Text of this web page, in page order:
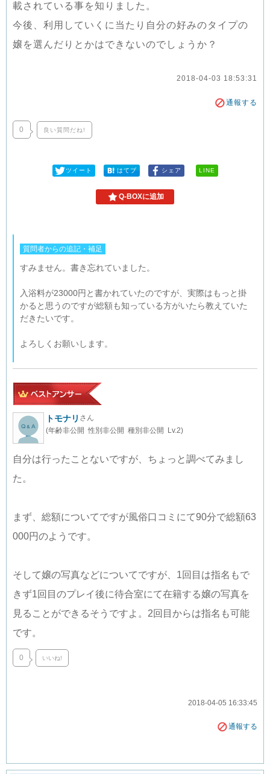
載されている事を知りました。
今後、利用していくに当たり自分の好みのタイプの
嬢を選んだりとかはできないのでしょうか？
2018-04-03 18:53:31
通報する
0 良い質問だね!
ツイート はてブ シェア LINE
Q-BOXに追加
質問者からの追記・補足
すみません。書き忘れていました。
入浴料が23000円と書かれていたのですが、実際はもっと掛
かると思うのですが総額も知っている方がいたら教えていた
だきたいです。
よろしくお願いします。
トモナリ さん
(年齢非公開 性別非公開 種別非公開 Lv.2)
自分は行ったことないですが、ちょっと調べてみまし
た。
まず、総額についてですが風俗口コミにて90分で総額63
000円のようです。
そして嬢の写真などについてですが、1回目は指名もで
きず1回目のプレイ後に待合室にて在籍する嬢の写真を
見ることができるそうですよ。2回目からは指名も可能
です。
0 いいね!
2018-04-05 16:33:45
通報する